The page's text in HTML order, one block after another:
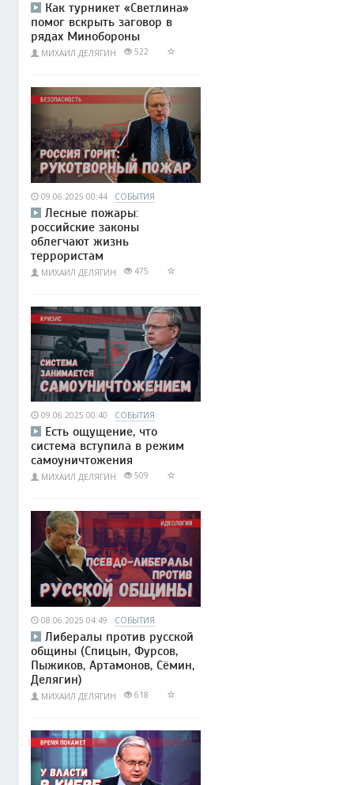
Как турникет «Светлина»
помог вскрыть заговор в
рядах Минобороны
МИХАИЛ ДЕЛЯГИН 522
09.06.2025 00:44 СОБЫТИЯ
Лесные пожары:
российские законы
облегчают жизнь
террористам
МИХАИЛ ДЕЛЯГИН 475
09.06.2025 00:40 СОБЫТИЯ
Есть ощущение, что
система вступила в режим
самоуничтожения
МИХАИЛ ДЕЛЯГИН 509
08.06.2025 04:49 СОБЫТИЯ
Либералы против русской
общины (Спицын, Фурсов,
Пыжиков, Артамонов, Сёмин,
Делягин)
МИХАИЛ ДЕЛЯГИН 618